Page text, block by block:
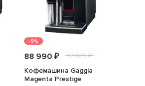
-9%
88 990 ₽ 97 889 ₽
Кофемашина Gaggia
Magenta Prestige